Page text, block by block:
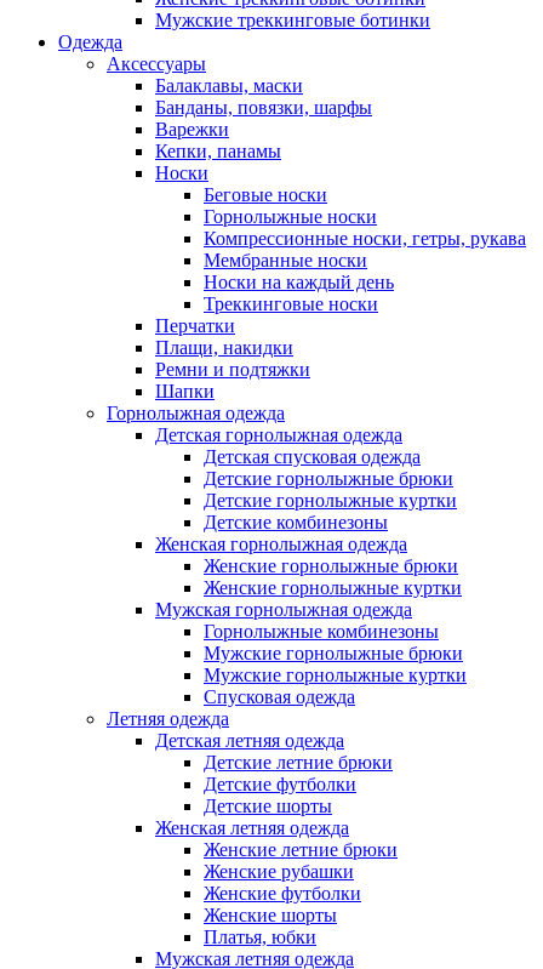
Мужские треккинговые ботинки
Одежда
Аксессуары
Балаклавы, маски
Банданы, повязки, шарфы
Варежки
Кепки, панамы
Носки
Беговые носки
Горнолыжные носки
Компрессионные носки, гетры, рукава
Мембранные носки
Носки на каждый день
Треккинговые носки
Перчатки
Плащи, накидки
Ремни и подтяжки
Шапки
Горнолыжная одежда
Детская горнолыжная одежда
Детская спусковая одежда
Детские горнолыжные брюки
Детские горнолыжные куртки
Детские комбинезоны
Женская горнолыжная одежда
Женские горнолыжные брюки
Женские горнолыжные куртки
Мужская горнолыжная одежда
Горнолыжные комбинезоны
Мужские горнолыжные брюки
Мужские горнолыжные куртки
Спусковая одежда
Летняя одежда
Детская летняя одежда
Детские летние брюки
Детские футболки
Детские шорты
Женская летняя одежда
Женские летние брюки
Женские рубашки
Женские футболки
Женские шорты
Платья, юбки
Мужская летняя одежда